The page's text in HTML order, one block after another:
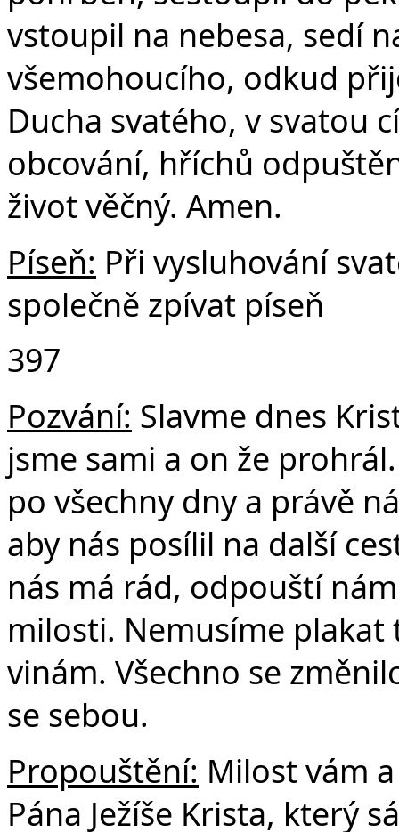
vstoupil na nebesa, sedí
všemohoucího, odkud
Ducha svatého, v svatou
obcování, hříchů
život věčný. Amen.
Píseň: Při vysluhování
společně zpívat píseň
397
Pozvání: Slavme dnes
jsme sami a on že
po všechny dny a právě
aby nás posílil na další
nás má rád, odpouští
milosti. Nemusíme plakat
vinám. Všechno se
se sebou.
Propouštění: Milost vám
Pána Ježíše Krista, který